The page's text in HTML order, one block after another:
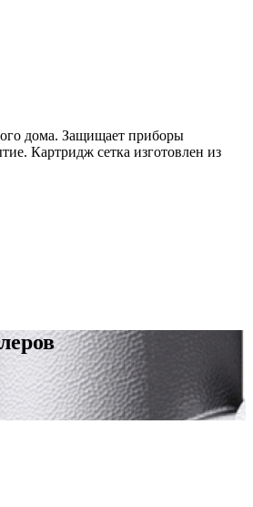
дома. Защищает приборы
Картридж сетка изготовлен из